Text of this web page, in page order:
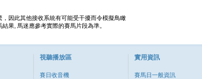
因此其他接收系統有可能受干擾而令模擬鳥瞰
果, 馬迷應參考實際的賽馬片段為準。
視聽播放區
賽日收音機
實用資訊
賽馬日一般資訊